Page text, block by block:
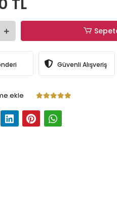
TL
Güvenli Alışveriş
ekle